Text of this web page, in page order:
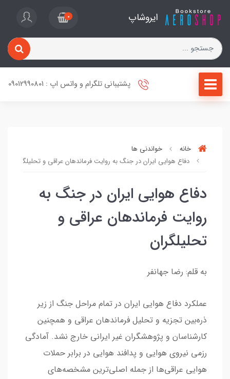
ایروشاپ 0
پشتیبانی تلگرام و واتس اپ : 09012990801
خانه
خواندنی ها
دفاع هوایی ایران در جنگ به روایت فرماندهان عراقی و تحلیلگران
دفاع هوایی ایران در جنگ به
روایت فرماندهان عراقی و
تحلیلگران
به قلم: رضا جهانفر
عملکرد دفاع هوایی ایران در تمام مراحل جنگ از زیر
ذره‌بین تجزیه و تحلیل فرماندهان عراقی و همچنین
کارشناسان و پژوهشگران غیر ایرانی خارج نشد. آمادگی
رزمی نیروی هوایی و پدافند هوایی در برابر حملات
هوایی عراقی‌ها از جمله اصلی‌ترین مشخصه‌های